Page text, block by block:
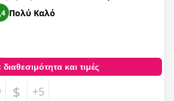
Πολύ Καλό
διαθεσιμότητα και τιμές
$ +5